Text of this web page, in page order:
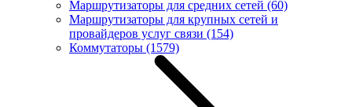
Маршрутизаторы для средних сетей (60)
Маршрутизаторы для крупных сетей и
провайдеров услуг связи (154)
Коммутаторы (1579)